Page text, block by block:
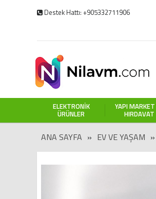
Destek Hattı: +905332711906
ELEKTRONIK
ÜRÜNLER
YAPI
HIRDAVAT
ANA SAYFA » EV VE YAŞAM »